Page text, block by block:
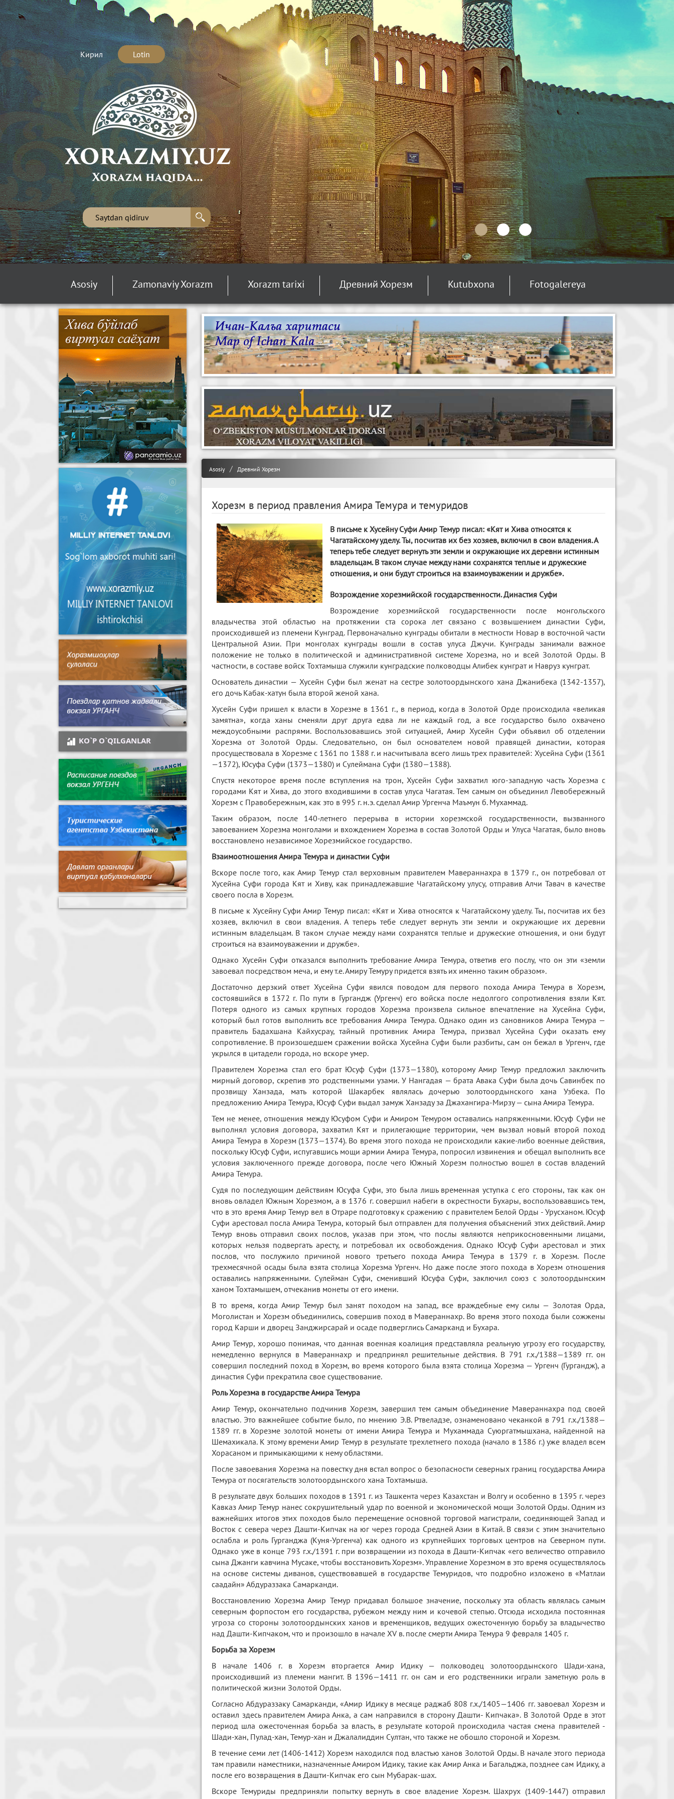
Кирил Lotin
Asosiy Zamonaviy Xorazm Xorazm tarixi Древний Хорезм Kutubxona Fotogalereya
Asosiy Древний Хорезм
Хорезм в период правления Амира Темура и темуридов
В письме к Хусейну Суфи Амир Темур писал: «Кят и Хива относятся к
Чагатайскому уделу. Ты, посчитав их без хозяев, включил в свои владения. А
теперь тебе следует вернуть эти земли и окружающие их деревни истинным
владельцам. В таком случае между нами сохранятся теплые и дружеские
отношения, и они будут строиться на взаимоуважении и дружбе».
Возрождение хорезмийской государственности. Династия Суфи
Возрождение хорезмийской государственности после монгольского
владычества этой областью на протяжении ста сорока лет связано с возвышением династии Суфи,
происходившей из племени Кунград. Первоначально кунграды обитали в местности Новар в восточной части
Центральной Азии. При монголах кунграды вошли в состав улуса Джучи. Кунграды занимали важное
положение не только в политической и административной системе Хорезма, но и всей Золотой Орды. В
частности, в составе войск Тохтамыша служили кунградские полководцы Алибек кунграт и Навруз кунграт.
Основатель династии — Хусейн Суфи был женат на сестре золотоордынского хана Джанибека (1342-1357),
его дочь Кабак-хатун была второй женой хана.
Хусейн Суфи пришел к власти в Хорезме в 1361 г., в период, когда в Золотой Орде происходила «великая
замятна», когда ханы сменяли друг друга едва ли не каждый год, а все государство было охвачено
междоусобными распрями. Воспользовавшись этой ситуацией, Амир Хусейн Суфи объявил об отделении
Хорезма от Золотой Орды. Следовательно, он был основателем новой правящей династии, которая
просуществовала в Хорезме с 1361 по 1388 г. и насчитывала всего лишь трех правителей: Хусейна Суфи (1361
—1372), Юсуфа Суфи (1373—1380) и Сулеймана Суфи (1380—1388).
Спустя некоторое время после вступления на трон, Хусейн Суфи захватил юго-западную часть Хорезма с
городами Кят и Хива, до этого входившими в состав улуса Чагатая. Тем самым он объединил Левобережный
Хорезм с Правобережным, как это в 995 г. н.э. сделал Амир Ургенча Маъмун б. Мухаммад.
Таким образом, после 140-летнего перерыва в истории хорезмской государственности, вызванного
завоеванием Хорезма монголами и вхождением Хорезма в состав Золотой Орды и Улуса Чагатая, было вновь
восстановлено независимое Хорезмийское государство.
Взаимоотношения Амира Темура и династии Суфи
Вскоре после того, как Амир Темур стал верховным правителем Мавераннахра в 1379 г., он потребовал от
Хусейна Суфи города Кят и Хиву, как принадлежавшие Чагатайскому улусу, отправив Алчи Тавач в качестве
своего посла в Хорезм.
В письме к Хусейну Суфи Амир Темур писал: «Кят и Хива относятся к Чагатайскому уделу. Ты, посчитав их без
хозяев, включил в свои владения. А теперь тебе следует вернуть эти земли и окружающие их деревни
истинным владельцам. В таком случае между нами сохранятся теплые и дружеские отношения, и они будут
строиться на взаимоуважении и дружбе».
Однако Хусейн Суфи отказался выполнить требование Амира Темура, ответив его послу, что он эти «земли
завоевал посредством меча, и ему т.е. Амиру Темуру придется взять их именно таким образом».
Достаточно дерзкий ответ Хусейна Суфи явился поводом для первого похода Амира Темура в Хорезм,
состоявшийся в 1372 г. По пути в Гургандж (Ургенч) его войска после недолгого сопротивления взяли Кят.
Потеря одного из самых крупных городов Хорезма произвела сильное впечатление на Хусейна Суфи,
который был готов выполнить все требования Амира Темура. Однако один из сановников Амира Темура —
правитель Бадахшана Кайхусрау, тайный противник Амира Темура, призвал Хусейна Суфи оказать ему
сопротивление. В произошедшем сражении войска Хусейна Суфи были разбиты, сам он бежал в Ургенч, где
укрылся в цитадели города, но вскоре умер.
Правителем Хорезма стал его брат Юсуф Суфи (1373—1380), которому Амир Темур предложил заключить
мирный договор, скрепив это родственными узами. У Нангадая — брата Авака Суфи была дочь Савинбек по
прозвищу Ханзада, мать которой Шакарбек являлась дочерью золотоордынского хана Узбека. По
предложению Амира Темура, Юсуф Суфи выдал замуж Ханзаду за Джахангира-Мирзу — сына Амира Темура.
Тем не менее, отношения между Юсуфом Суфи и Амиром Темуром оставались напряженными. Юсуф Суфи не
выполнял условия договора, захватил Кят и прилегающие территории, чем вызвал новый второй поход
Амира Темура в Хорезм (1373—1374). Во время этого похода не происходили какие-либо военные действия,
поскольку Юсуф Суфи, испугавшись мощи армии Амира Темура, попросил извинения и обещал выполнить все
условия заключенного прежде договора, после чего Южный Хорезм полностью вошел в состав владений
Амира Темура.
Судя по последующим действиям Юсуфа Суфи, это была лишь временная уступка с его стороны, так как он
вновь овладел Южным Хорезмом, а в 1376 г. совершил набеги в окрестности Бухары, воспользовавшись тем,
что в это время Амир Темур вел в Отраре подготовку к сражению с правителем Белой Орды - Урусханом. Юсуф
Суфи арестовал посла Амира Темура, который был отправлен для получения объяснений этих действий. Амир
Темур вновь отправил своих послов, указав при этом, что послы являются неприкосновенными лицами,
которых нельзя подвергать аресту, и потребовал их освобождения. Однако Юсуф Суфи арестовал и этих
послов, что послужило причиной нового третьего похода Амира Темура в 1379 г. в Хорезм. После
трехмесячной осады была взята столица Хорезма Ургенч. Но даже после этого похода в Хорезм отношения
оставались напряженными. Сулейман Суфи, сменивший Юсуфа Суфи, заключил союз с золотоордынским
ханом Тохтамышем, отчеканив монеты от его имени.
В то время, когда Амир Темур был занят походом на запад, все враждебные ему силы — Золотая Орда,
Моголистан и Хорезм объединились, совершив поход в Мавераннахр. Во время этого похода были сожжены
город Карши и дворец Занджирсарай и осаде подверглись Самарканд и Бухара.
Амир Темур, хорошо понимая, что данная военная коалиция представляла реальную угрозу его государству,
немедленно вернулся в Мавераннахр и предпринял решительные действия. В 791 г.х./1388—1389 гг. он
совершил последний поход в Хорезм, во время которого была взята столица Хорезма — Ургенч (Гургандж), а
династия Суфи прекратила свое существование.
Роль Хорезма в государстве Амира Темура
Амир Темур, окончательно подчинив Хорезм, завершил тем самым объединение Мавераннахра под своей
властью. Это важнейшее событие было, по мнению Э.В. Ртвеладзе, ознаменовано чеканкой в 791 г.х./1388—
1389 гг. в Хорезме золотой монеты от имени Амира Темура и Мухаммада Суюргатмышхана, найденной на
Шемахикала. К этому времени Амир Темур в результате трехлетнего похода (начало в 1386 г.) уже владел всем
Хорасаном и примыкающими к нему областями.
После завоевания Хорезма на повестку дня встал вопрос о безопасности северных границ государства Амира
Темура от посягательств золотоордынского хана Тохтамыша.
В результате двух больших походов в 1391 г. из Ташкента через Казахстан и Волгу и особенно в 1395 г. через
Кавказ Амир Темур нанес сокрушительный удар по военной и экономической мощи Золотой Орды. Одним из
важнейших итогов этих походов было перемещение основной торговой магистрали, соединяющей Запад и
Восток с севера через Дашти-Кипчак на юг через города Средней Азии в Китай. В связи с этим значительно
ослабла и роль Гурганджа (Куня-Ургенча) как одного из крупнейших торговых центров на Северном пути.
Однако уже в конце 793 г.х./1391 г. при возвращении из похода в Дашти-Кипчак «его величество отправило
сына Джанги кавчина Мусаке, чтобы восстановить Хорезм». Управление Хорезмом в это время осуществлялось
на основе системы диванов, существовавшей в государстве Темуридов, что подробно изложено в «Матлаи
саадайн» Абдураззака Самарканди.
Восстановлению Хорезма Амир Темур придавал большое значение, поскольку эта область являлась самым
северным форпостом его государства, рубежом между ним и кочевой степью. Отсюда исходила постоянная
угроза со стороны золотоордынских ханов и временщиков, ведущих ожесточенную борьбу за владычество
над Дашти-Кипчаком, что и произошло в начале XV в. после смерти Амира Темура 9 февраля 1405 г.
Борьба за Хорезм
В начале 1406 г. в Хорезм вторгается Амир Идику — полководец золотоордынского Шади-хана,
происходивший из племени мангит. В 1396—1411 гг. он сам и его родственники играли заметную роль в
политической жизни Золотой Орды.
Согласно Абдураззаку Самарканди, «Амир Идику в месяце раджаб 808 г.х./1405—1406 гг. завоевал Хорезм и
оставил здесь правителем Амира Анка, а сам направился в сторону Дашти- Кипчака». В Золотой Орде в этот
период шла ожесточенная борьба за власть, в результате которой происходила частая смена правителей -
Шади-хан, Пулад-хан, Темур-хан и Джалалиддин Султан, что также не обошло стороной и Хорезм.
В течение семи лет (1406-1412) Хорезм находился под властью ханов Золотой Орды. В начале этого периода
там правили наместники, назначенные Амиром Идику, такие как Амир Анка и Багальджа, позднее сам Идику, а
после его возвращения в Дашти-Кипчак его сын Мубарак-шах.
Вскоре Темуриды предприняли попытку вернуть в свое владение Хорезм. Шахрух (1409-1447) отправил
KO`P O`QILGANLAR